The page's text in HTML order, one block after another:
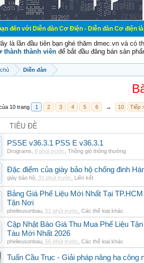
Diễn đàn Cơ Điện - Diễn đàn Cơ điện là nơi
là lần đầu tiên bạn ghé thăm dmec.vn và có
thành thành viên để bắt đầu đăng bán sản
Diễn đàn
10 trang 1 2 3 4 5 6 → 10 Tiếp
TIÊU ĐỀ
PSSE v36.3.1 PSS E v36.3.1
Drograms 8 phút trước Thông gió thông thường
Đặc điểm của giày bảo hộ chống đinh
giày bảo hộ 33 phút trước Liên kết
Bảng Giá Phế Liệu Mới Nhất Tại
Tận Nơi
phelieusonbau 51 phút trước Các thể loại khác
Cập Nhật Báo Giá Thu Mua Phế Liệu
Tàu Mới Nhất 2026
phelieusonbau 56 phút trước Các thể loại khác
Tuấn Cầu Trục - Giải pháp nâng hạ công